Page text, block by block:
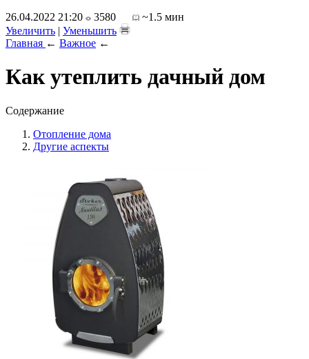
26.04.2022 21:20
3580
~1.5 мин
Увеличить | Уменьшить
Главная ← Важное ←
Как утеплить дачный дом
Содержание
Отопление дома
Другие аспекты